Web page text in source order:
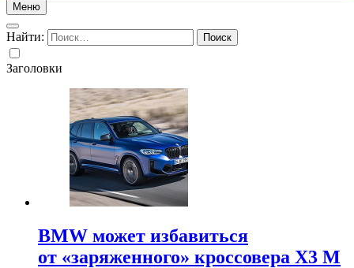
Меню
Найти:
Заголовки
BMW может избавиться
от «заряженного» кроссовера X3 M